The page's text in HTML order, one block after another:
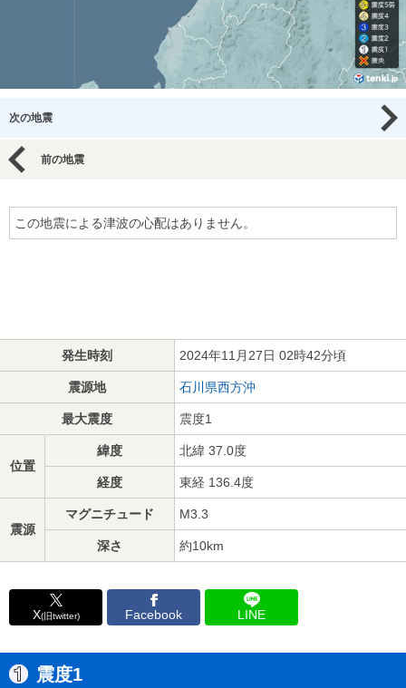
次の地震
前の地震
この地震による津波の心配はありません。
発生時刻 2024年11月27日 02時42分頃
震源地 石川県西方沖
最大震度 震度1
位置
緯度 北緯 37.0度
経度 東経 136.4度
震源
マグニチュード M3.3
深さ 約10km
X(旧twitter) Facebook LINE
震度1